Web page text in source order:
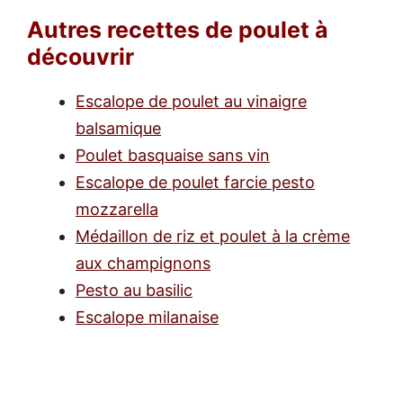
Autres recettes de poulet à
découvrir
Escalope de poulet au vinaigre
balsamique
Poulet basquaise sans vin
Escalope de poulet farcie pesto
mozzarella
Médaillon de riz et poulet à la crème
aux champignons
Pesto au basilic
Escalope milanaise